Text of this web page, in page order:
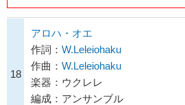
18
アロハ・オエ
作詞： W.Leleiohaku
作曲： W.Leleiohaku
楽器：ウクレレ
編成：アンサンブル